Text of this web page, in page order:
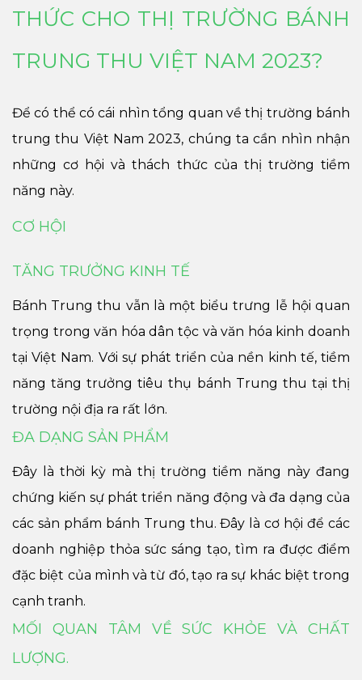
THỨC CHO THỊ TRƯỜNG BÁNH
TRUNG THU VIỆT NAM 2023?
Để có thể có cái nhìn tổng quan về thị trường bánh
trung thu Việt Nam 2023, chúng ta cần nhìn nhận
những cơ hội và thách thức của thị trường tiềm
năng này.
CƠ HỘI
TĂNG TRƯỞNG KINH TẾ
Bánh Trung thu vẫn là một biểu trưng lễ hội quan
trọng trong văn hóa dân tộc và văn hóa kinh doanh
tại Việt Nam. Với sự phát triển của nền kinh tế, tiềm
năng tăng trưởng tiêu thụ bánh Trung thu tại thị
trường nội địa ra rất lớn.
ĐA DẠNG SẢN PHẨM
Đây là thời kỳ mà thị trường tiềm năng này đang
chứng kiến sự phát triển năng động và đa dạng của
các sản phẩm bánh Trung thu. Đây là cơ hội để các
doanh nghiệp thỏa sức sáng tạo, tìm ra được điểm
đặc biệt của mình và từ đó, tạo ra sự khác biệt trong
cạnh tranh.
MỐI QUAN TÂM VỀ SỨC KHỎE VÀ CHẤT
LƯỢNG.